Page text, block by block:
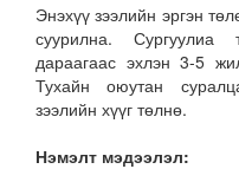
Энэхүү зээлийн эргэн
суурилна.
дараагаас эхлэн 3-5
Тухайн оюутан
зээлийн хүүг төлнө.
Нэмэлт мэдээлэл: